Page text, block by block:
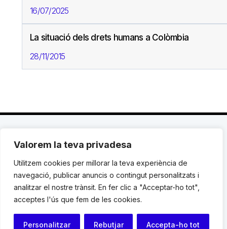
Valorem la teva privadesa
Utilitzem cookies per millorar la teva experiència de
navegació, publicar anuncis o contingut personalitzats i
analitzar el nostre trànsit. En fer clic a "Acceptar-ho tot",
acceptes l'ús que fem de les cookies.
Personalitzar Rebutjar Accepta-ho tot
16/07/2025
La situació dels drets humans a Colòmbia
28/11/2015
C. Avinyó 44, 2n | 08002 Barcelona |
119 03 72|institut@idhc.org
© Institut de Drets Humans de Catalunya.
Avis legal|Cookies|Contacte